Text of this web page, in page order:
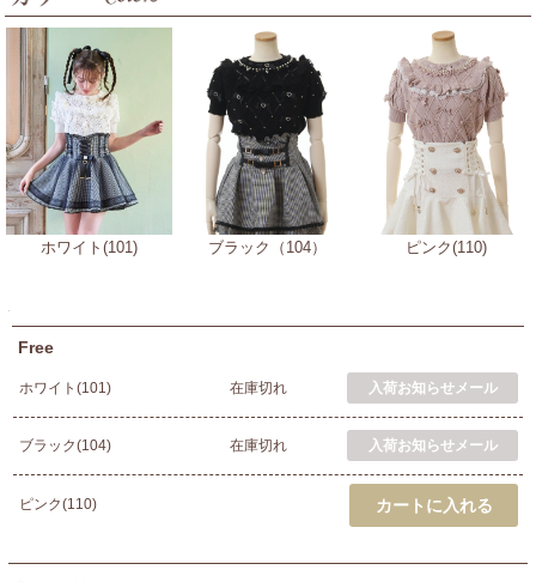
ホワイト(101) ブラック（104） ピンク(110)
Free
ホワイト(101) 在庫切れ
ブラック(104) 在庫切れ
ピンク(110)